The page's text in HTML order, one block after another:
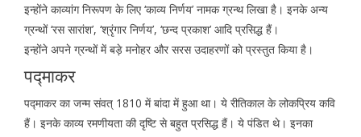
इन्होंने काव्यांग निरूपण के लिए ‘काव्य निर्णय’ नामक ग्रन्थ लिखा है। इनके अन्य
ग्रन्थों ‘रस सारांश’, ‘श्रृंगार निर्णय’, ‘छन्द प्रकाश’ आदि प्रसिद्ध हैं।
इन्होंने अपने ग्रन्थों में बड़े मनोहर और सरस उदाहरणों को प्रस्तुत किया है।
पद्माकर
पद्माकर का जन्म संवत् 1810 में बांदा में हुआ था। ये रीतिकाल के लोकप्रिय कवि
हैं। इनके काव्य रमणीयता की दृष्टि से बहुत प्रसिद्ध हैं। ये पंडित थे। इनका